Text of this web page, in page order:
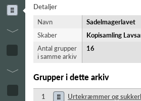
Detaljer
Navn
Sadelmagerlavet
Skaber
Kopisamling
Antal grupper
i samme arkiv
16
Grupper i dette arkiv
1 Urtekræmmer og